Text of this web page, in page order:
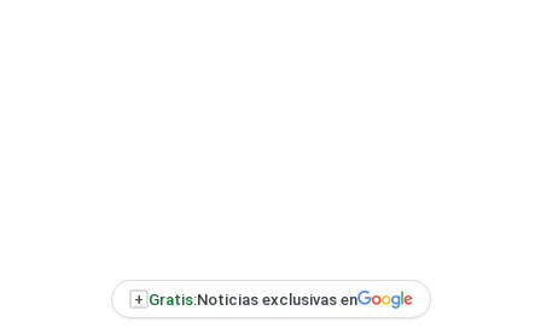
+ Gratis:Noticias exclusivas en